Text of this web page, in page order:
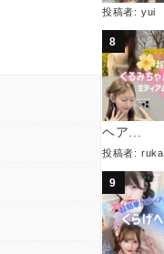
投稿者: yui
ヘア...
投稿者: ruka